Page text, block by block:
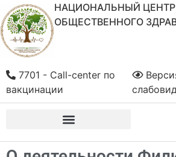
НАЦИОНАЛЬНЫЙ ЦЕНТР
ОБЩЕСТВЕННОГО
7701 - Call-center по
вакцинации